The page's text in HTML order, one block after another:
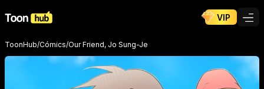
VIP
ToonHub/Cómics/Our Friend, Jo Sung-Je